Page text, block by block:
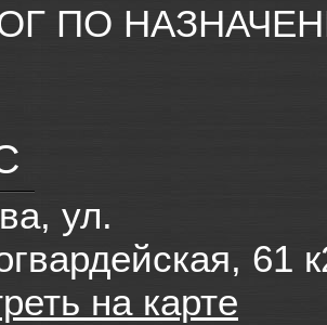
ПО
ул.
61
на карте